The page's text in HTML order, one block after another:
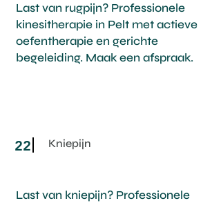
Last van rugpijn? Professionele
kinesitherapie in Pelt met actieve
oefentherapie en gerichte
begeleiding. Maak een afspraak.
22 Kniepijn
Last van kniepijn? Professionele